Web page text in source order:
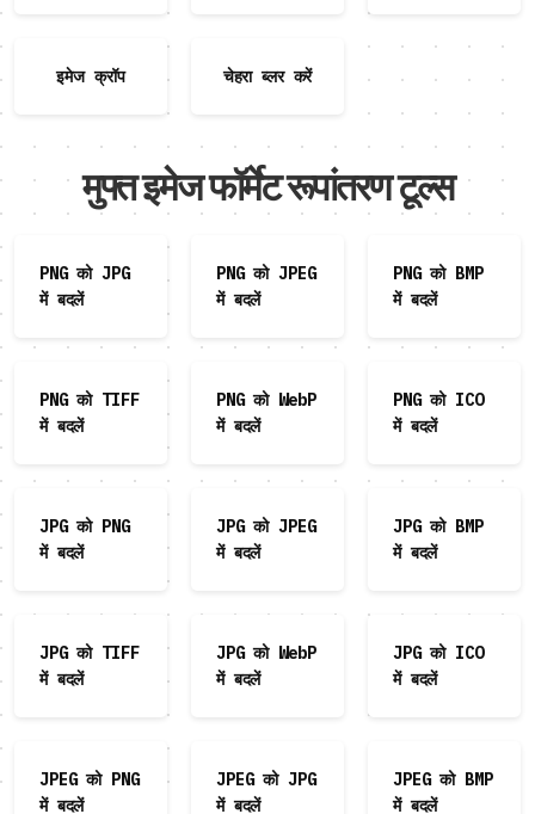
इमेज क्रॉप चेहरा ब्लर करें
मुफ्त इमेज फॉर्मेट रूपांतरण टूल्स
PNG को JPG
में बदलें
PNG को JPEG
में बदलें
PNG को BMP
में बदलें
PNG को TIFF
में बदलें
PNG को WebP
में बदलें
PNG को ICO
में बदलें
JPG को PNG
में बदलें
JPG को JPEG
में बदलें
JPG को BMP
में बदलें
JPG को TIFF
में बदलें
JPG को WebP
में बदलें
JPG को ICO
में बदलें
JPEG को PNG
में बदलें
JPEG को JPG
में बदलें
JPEG को BMP
में बदलें